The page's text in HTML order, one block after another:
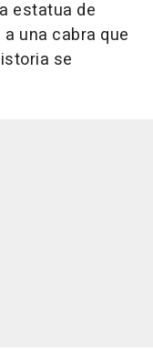
estatua de
una cabra que
se